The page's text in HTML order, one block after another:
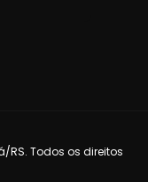
RS. Todos os direitos